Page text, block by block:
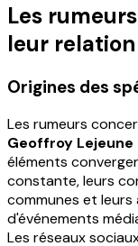
Les
leur relation
Origines des
Les rumeurs
Geoffroy Lejeune
éléments
constante, leurs
communes et
d'événements
Les réseaux